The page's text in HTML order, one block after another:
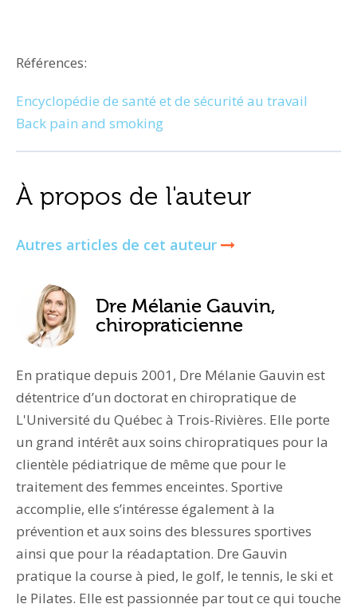
Références:
Encyclopédie de santé et de sécurité au travail
Back pain and smoking
À propos de l'auteur
Autres articles de cet auteur
Dre Mélanie Gauvin,
chiropraticienne
En pratique depuis 2001, Dre Mélanie Gauvin est
détentrice d’un doctorat en chiropratique de
L'Université du Québec à Trois-Rivières. Elle porte
un grand intérêt aux soins chiropratiques pour la
clientèle pédiatrique de même que pour le
traitement des femmes enceintes. Sportive
accomplie, elle s’intéresse également à la
prévention et aux soins des blessures sportives
ainsi que pour la réadaptation. Dre Gauvin
pratique la course à pied, le golf, le tennis, le ski et
le Pilates. Elle est passionnée par tout ce qui touche